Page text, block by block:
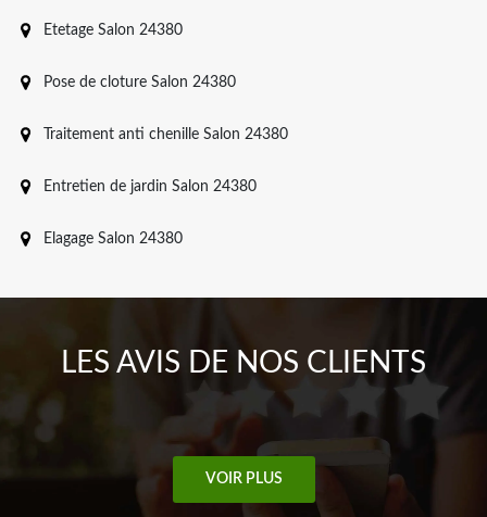
Etetage Salon 24380
Pose de cloture Salon 24380
Traitement anti chenille Salon 24380
Entretien de jardin Salon 24380
Elagage Salon 24380
LES AVIS DE NOS CLIENTS
VOIR PLUS